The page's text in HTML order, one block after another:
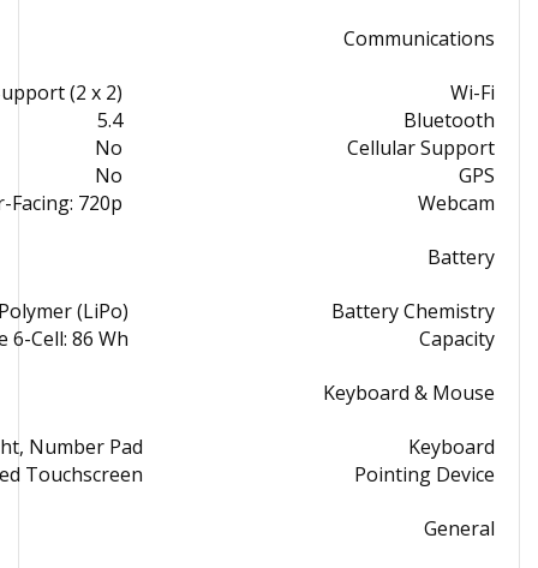
Communications
Wi-Fi
(2 x 2)
Bluetooth
5.4
Cellular Support
No
GPS
No
Webcam
Facing: 720p
Battery
Battery Chemistry
(LiPo)
Capacity
6-Cell: 86 Wh
Keyboard & Mouse
Keyboard
Number Pad
Pointing Device
Touchscreen
General